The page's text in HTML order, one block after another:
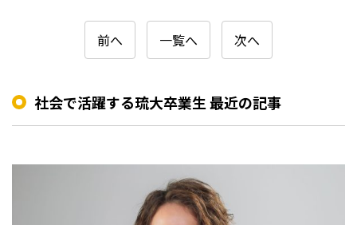
前へ 一覧へ 次へ
社会で活躍する琉大卒業生 最近の記事